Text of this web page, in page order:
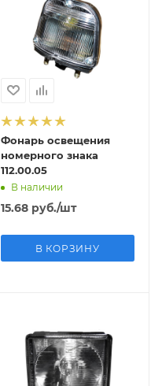
Фонарь освещения
номерного знака
112.00.05
В наличии
15.68руб./шт
В КОРЗИНУ